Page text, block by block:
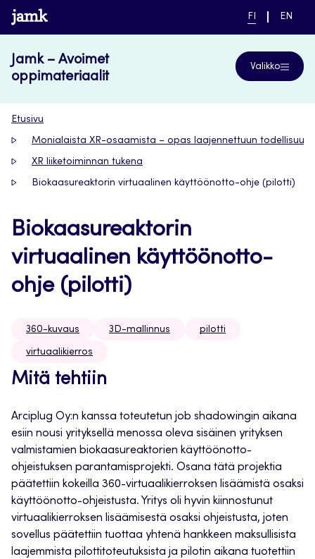
Siirry
suoraan
www.jamk.fi
NYKYINEN
FI
VAIHDA
EN
Jamk – Avoimet
oppimateriaalit
Valikko
Etusivu
Monialaista XR-osaamista – opas laajennettuun
XR liiketoiminnan tukena
Biokaasureaktorin virtuaalinen käyttöönotto-ohje (pilotti)
Biokaasureaktorin
virtuaalinen käyttöönotto-
ohje (pilotti)
360-kuvaus 3D-mallinnus pilotti
virtuaalikierros
Mitä tehtiin
Arciplug Oy:n kanssa toteutetun job shadowingin aikana
esiin nousi yrityksellä menossa oleva sisäinen yrityksen
valmistamien biokaasureaktorien käyttöönotto-
ohjeistuksen parantamisprojekti. Osana tätä projektia
päätettiin kokeilla 360-virtuaalikierroksen lisäämistä osaksi
käyttöönotto-ohjeistusta. Yritys oli hyvin kiinnostunut
virtuaalikierroksen lisäämisestä osaksi ohjeistusta, joten
sovellus päätettiin tuottaa yhtenä hankkeen maksullisista
laajemmista pilottitoteutuksista ja pilotin aikana tuotettiin